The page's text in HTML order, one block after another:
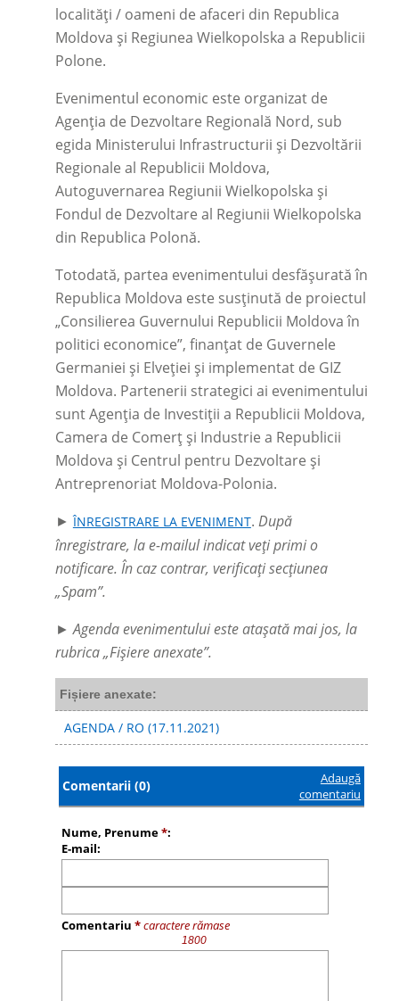
localități / oameni de afaceri din Republica
Moldova și Regiunea Wielkopolska a Republicii
Polone.
Evenimentul economic este organizat de
Agenția de Dezvoltare Regională Nord, sub
egida Ministerului Infrastructurii și Dezvoltării
Regionale al Republicii Moldova,
Autoguvernarea Regiunii Wielkopolska și
Fondul de Dezvoltare al Regiunii Wielkopolska
din Republica Polonă.
Totodată, partea evenimentului desfășurată în
Republica Moldova este susținută de proiectul
„Consilierea Guvernului Republicii Moldova în
politici economice”, finanțat de Guvernele
Germaniei și Elveției și implementat de GIZ
Moldova. Partenerii strategici ai evenimentului
sunt Agenția de Investiții a Republicii Moldova,
Camera de Comerț și Industrie a Republicii
Moldova și Centrul pentru Dezvoltare și
Antreprenoriat Moldova-Polonia.
► ÎNREGISTRARE LA EVENIMENT. După
înregistrare, la e-mailul indicat veți primi o
notificare. În caz contrar, verificați secțiunea
„Spam”.
► Agenda evenimentului este atașată mai jos, la
rubrica „Fișiere anexate”.
Fișiere anexate:
AGENDA / RO (17.11.2021)
Comentarii (0)
Adaugă
comentariu
Nume, Prenume*:
E-mail:
Comentariu *caractere rămase